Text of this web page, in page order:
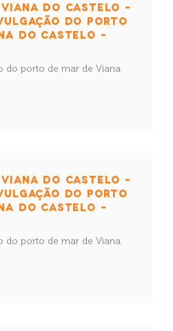
DO CASTELO –
DO PORTO
DO CASTELO –
do porto de mar de Viana
DO CASTELO –
DO PORTO
DO CASTELO –
do porto de mar de Viana